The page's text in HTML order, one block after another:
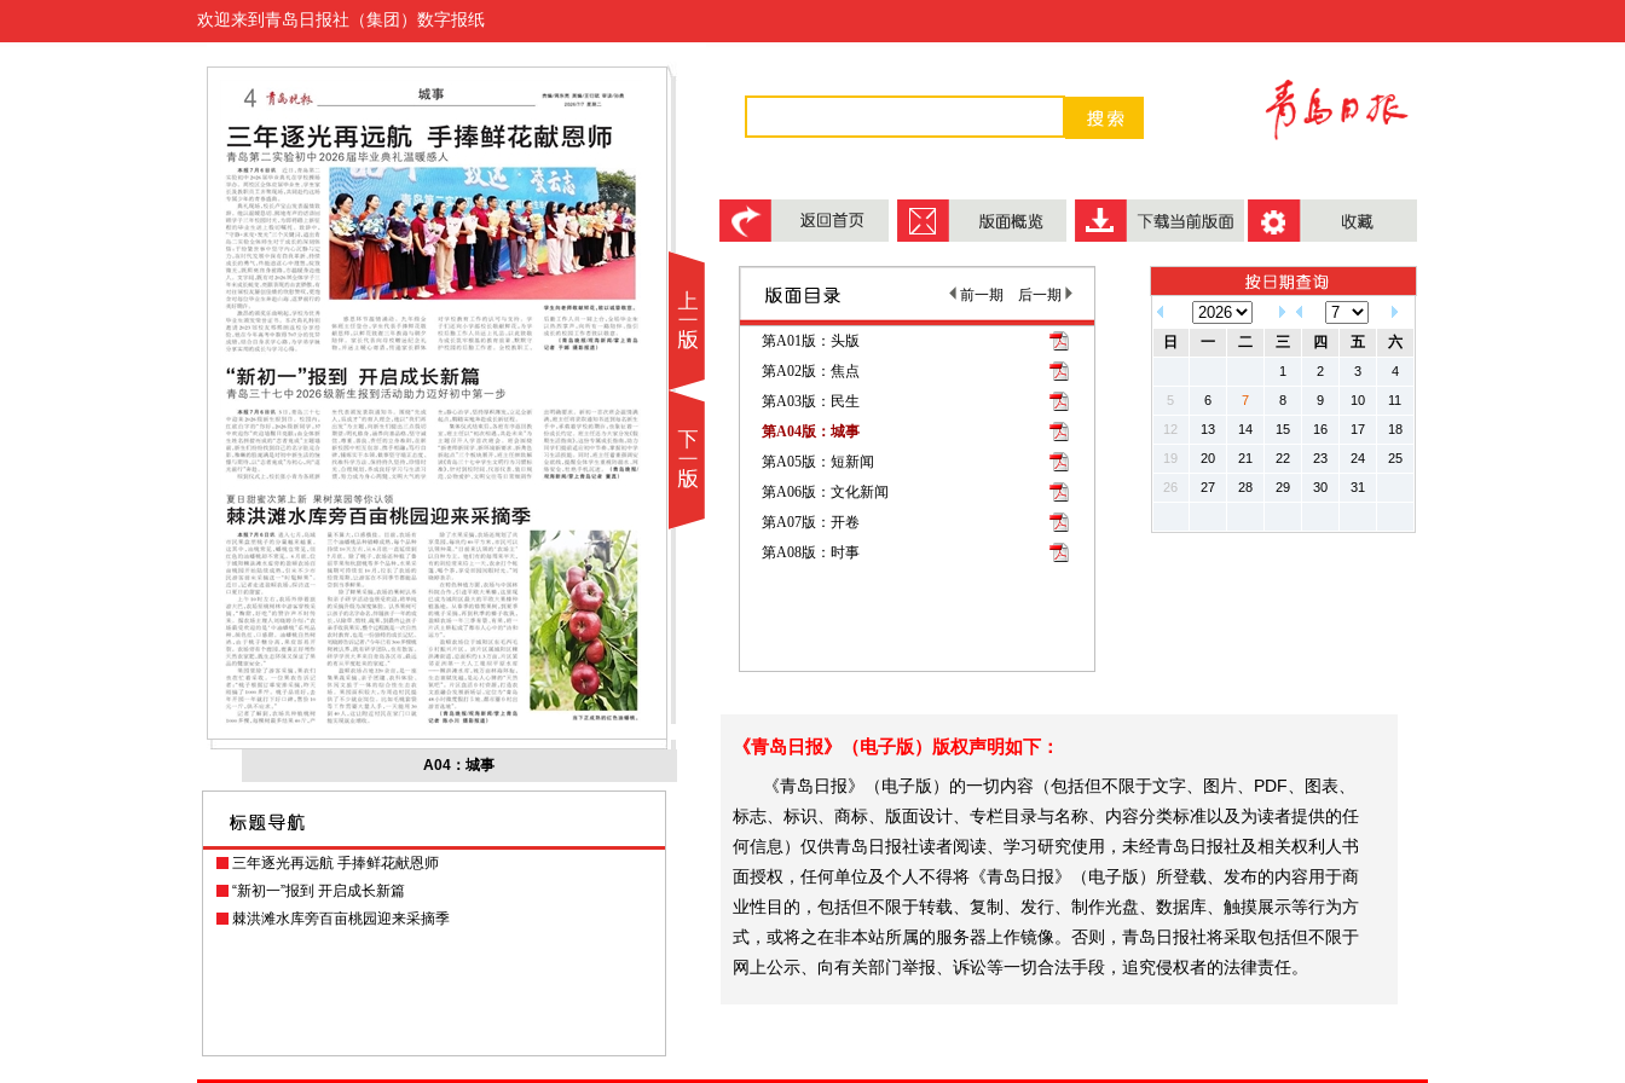
欢迎来到青岛日报社（集团）数字报纸
A04：城事
三年逐光再远航 手捧鲜花献恩师
“新初一”报到 开启成长新篇
棘洪滩水库旁百亩桃园迎来采摘季
前一期 后一期
第A01版：头版
第A02版：焦点
第A03版：民生
第A04版：城事
第A05版：短新闻
第A06版：文化新闻
第A07版：开卷
第A08版：时事
日 一 二 三 四 五 六
1 2 3
4
5
6 7 8 9 10
11
12
13 14 15 16 17
18
19
20 21 22 23 24
25
26
27 28 29 30 31
《青岛日报》（电子版）版权声明如下：
《青岛日报》（电子版）的一切内容（包括但不限于文字、图片、PDF、图表、
标志、标识、商标、版面设计、专栏目录与名称、内容分类标准以及为读者提供的任
何信息）仅供青岛日报社读者阅读、学习研究使用，未经青岛日报社及相关权利人书
面授权，任何单位及个人不得将《青岛日报》（电子版）所登载、发布的内容用于商
业性目的，包括但不限于转载、复制、发行、制作光盘、数据库、触摸展示等行为方
式，或将之在非本站所属的服务器上作镜像。否则，青岛日报社将采取包括但不限于
网上公示、向有关部门举报、诉讼等一切合法手段，追究侵权者的法律责任。